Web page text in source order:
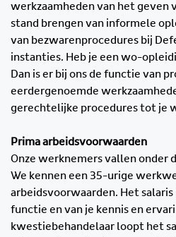
werkzaamheden van het geven
stand brengen van informele
van bezwarenprocedures bij
instanties. Heb je een wo-
Dan is er bij ons de functie van
eerdergenoemde
gerechtelijke procedures tot je
Prima arbeidsvoorwaarden
Onze werknemers vallen onder
We kennen een 35-urige
arbeidsvoorwaarden. Het salaris
functie en van je kennis en
kwestiebehandelaar loopt het